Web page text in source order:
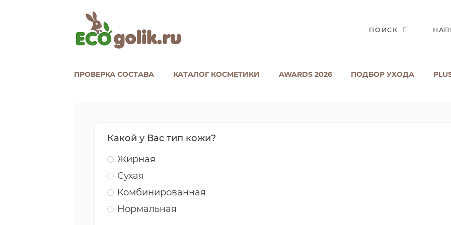
ПОИСК
ПРОВЕРКА СОСТАВА КАТАЛОГ КОСМЕТИКИ AWARDS 2026 ПОДБОР УХОДА
Какой у Вас тип кожи?
Жирная
Сухая
Комбинированная
Нормальная